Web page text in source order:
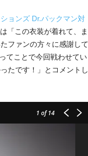
ョンズ Dr.パックマン対
「この衣装が着れて、ま
ファンの方々に感謝して
てことで今回戦わせてい
たです！」とコメントし
1 of 14